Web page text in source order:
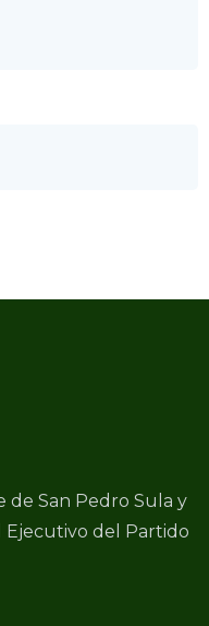
de San Pedro Sula y
Ejecutivo del Partido